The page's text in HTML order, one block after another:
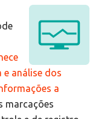
e análise dos
a
marcações